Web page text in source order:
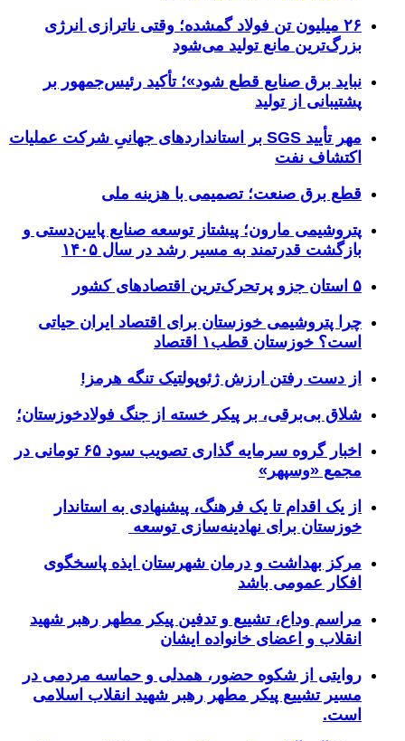
۲۶ میلیون تن فولاد گمشده؛ وقتی ناترازی انرژی
بزرگ‌ترین مانع تولید می‌شود
نباید برق صنایع قطع شود»؛ تأکید رئیس‌جمهور بر
پشتیبانی از تولید
مهر تأیید SGS بر استانداردهای جهانیِ شرکت عملیات
اکتشاف نفت
قطع برق صنعت؛ تصمیمی با هزینه ملی
پتروشیمی مارون؛ پیشتاز توسعه صنایع پایین‌دستی و
بازگشت قدرتمند به مسیر رشد در سال ۱۴۰۵
۵ استان جزو پرتحرک‌ترین اقتصاد‌های کشور
چرا پتروشیمی خوزستان برای اقتصاد ایران حیاتی
است؟ خوزستان قطب۱ اقتصاد
از دست رفتن ارزش ژئوپولتیک تنگه هرمز!
شلاق‌ بی‌برقی، بر پیکر خسته‌ از جنگ فولادخوزستان؛
اخبار گروه سرمایه گذاری تصویب سود ۶۵ تومانی در
مجمع «وسپهر»
از یک اقدام تا یک فرهنگ، پیشنهادی به استاندار
خوزستان برای نهادینه‌سازی توسعه
مرکز بهداشت و درمان شهرستان ایذه پاسخگوی
افکار عمومی باشد
مراسم وداع، تشییع و تدفین پیکر مطهر رهبر شهید
انقلاب و اعضای خانواده ایشان
روایتی از شکوه حضور، همدلی و حماسه مردمی در
مسیر تشییع پیکر مطهر رهبر شهید انقلاب اسلامی
است.